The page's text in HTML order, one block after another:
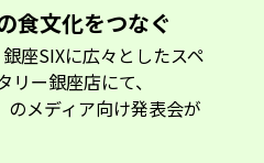
食文化をつなぐ
座SIXに広々としたスペ
ー銀座店にて、
のメディア向け発表会が